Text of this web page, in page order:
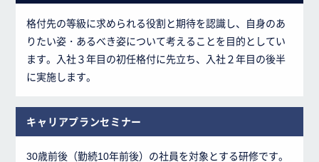
格付先の等級に求められる役割と期待を認識し、自身のあ
りたい姿・あるべき姿について考えることを目的としてい
ます。入社３年目の初任格付に先立ち、入社２年目の後半
に実施します。
キャリアプランセミナー
30歳前後（勤続10年前後）の社員を対象とする研修です。